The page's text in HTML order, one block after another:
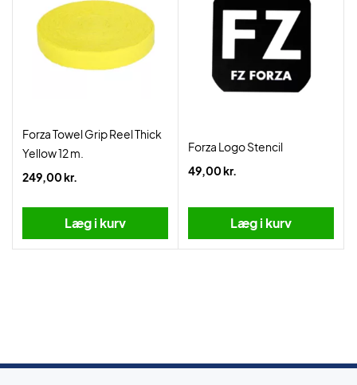
Forza Towel Grip Reel Thick
Yellow 12 m.
249,00 kr.
Læg i kurv
Forza Logo Stencil
49,00 kr.
Læg i kurv